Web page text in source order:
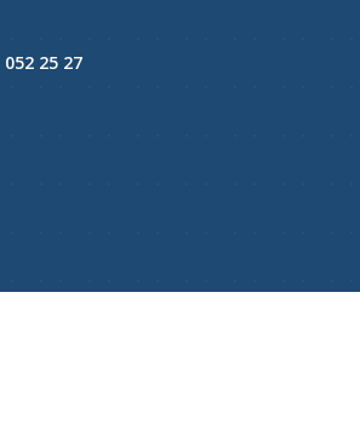
052 25 27